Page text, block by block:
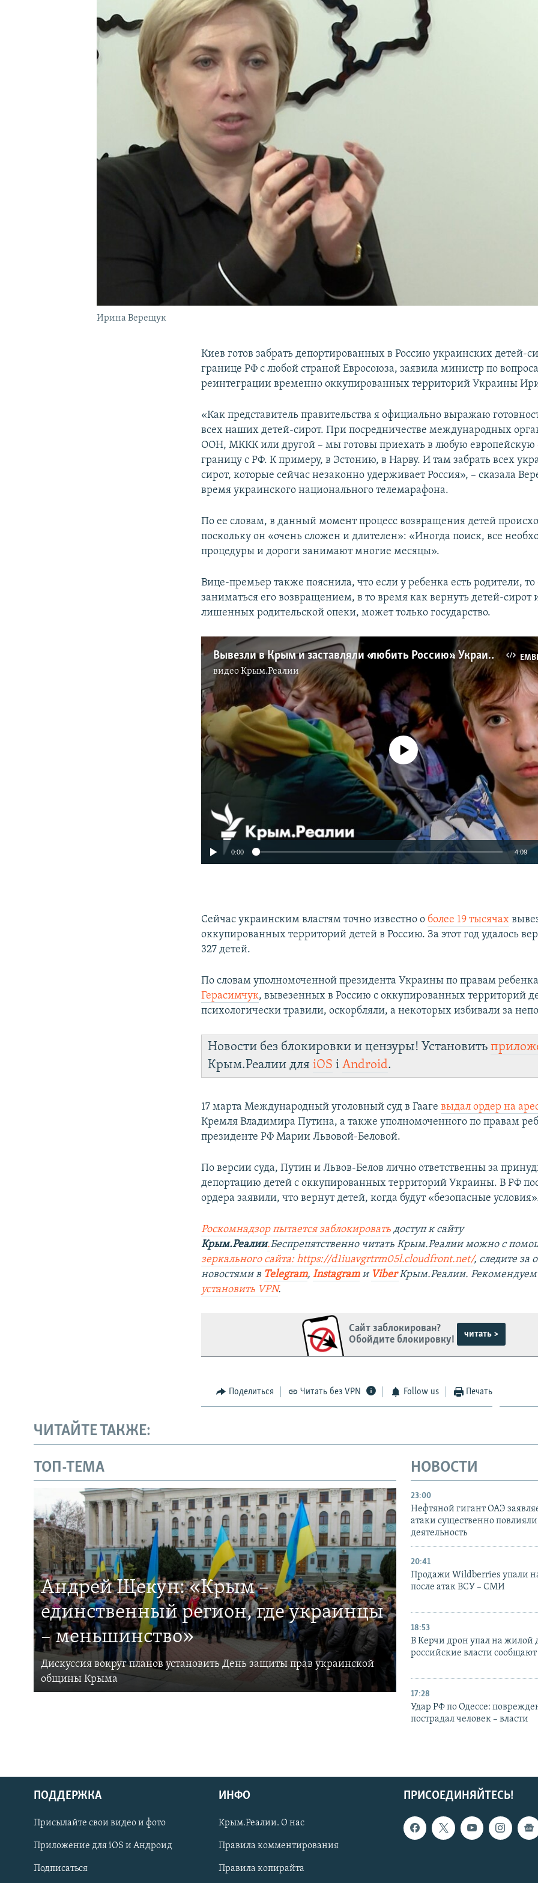
КРЫМ.НЕПОКОРЕННЫЙ
УКРАИНСКАЯ ПРОБЛЕМА КРЫМА
Українською
Qırımtatar
ПРИСОЕДИНЯЙТЕСЬ!
Ирина Верещук
Киев готов забрать депортированных в Россию украинских детей-
границе РФ с любой страной Евросоюза, заявила министр по
реинтеграции временно оккупированных территорий Украины
«Как представитель правительства я официально выражаю
всех наших детей-сирот. При посредничестве международных
ООН, МККК или другой – мы готовы приехать в любую европейскую
границу с РФ. К примеру, в Эстонию, в Нарву. И там забрать всех
сирот, которые сейчас незаконно удерживает Россия», – сказала
время украинского национального телемарафона.
По ее словам, в данный момент процесс возвращения детей
поскольку он «очень сложен и длителен»: «Иногда поиск, все
процедуры и дороги занимают многие месяцы».
Вице-премьер также пояснила, что если у ребенка есть родители,
заниматься его возвращением, в то время как вернуть детей-сирот
лишенных родительской опеки, может только государство.
Вывезли в Крым и заставляли «любить Россию». Украинские дети в руках Кремля
видеоКрым.Реалии
720p 1080p
No media source currently available
0:00 4:09
Сейчас украинским властям точно известно о более 19 тысячах
оккупированных территорий детей в Россию. За этот год удалось
327 детей.
По словам уполномоченной президента Украины по правам
Герасимчук, вывезенных в Россию с оккупированных территорий
психологически травили, оскорбляли, а некоторых избивали за
Новости без блокировки и цензуры! Установить
Крым.Реалии дляiOS іAndroid.
17 марта Международный уголовный суд в Гаагевыдал ордер на
Кремля Владимира Путина, а также уполномоченного по правам
президенте РФ Марии Львовой-Беловой.
По версии суда, Путин и Львов-Белов лично ответственны за
депортацию детей с оккупированных территорий Украины. В РФ
ордера заявили, что вернут детей, когда будут «безопасные
Роскомнадзор пытается заблокировать доступ к сайту
Крым.Реалии.Беспрепятственно читать Крым.Реалии можно с
зеркального сайта: https://d1iuavgrtrm05l.cloudfront.net/, следите за
новостями в Telegram,Instagramи Viber Крым.Реалии.
установить VPN.
Сайт заблокирован?
Обойдите блокировку!
читать >
Поделиться Читать без VPN Follow us Печать
ЧИТАЙТЕ ТАКЖЕ:
ТОП-ТЕМА
Андрей Щекун: «Крым –
единственный регион, где украинцы
– меньшинство»
Дискуссия вокруг планов установить День защиты прав украинской
общины Крыма
НОВОСТИ
23:00
Нефтяной гигант ОАЭ
атаки существенно повлияли
деятельность
20:41
Продажи Wildberries упали
после атак ВСУ – СМИ
18:53
В Керчи дрон упал на жилой
российские власти
17:28
Удар РФ по Одессе:
пострадал человек – власти
ПРИСОЕДИНЯЙТЕСЬ!
ПОДДЕРЖКА
Присылайте свои видео и фото
Приложение для iOS и Андроид
Подписаться
ИНФО
Крым.Реалии. О нас
Правила комментирования
Правила копирайта